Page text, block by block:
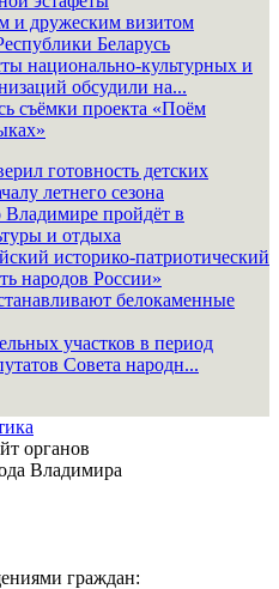
и дружеским визитом
Беларусь
национально-культурных и
обсудили на...
съёмки проекта «Поём
готовность детских
летнего сезона
Владимире пройдёт в
и отдыха
историко-патриотический
народов России»
белокаменные
участков в период
Совета народн...
органов
Владимира
граждан: